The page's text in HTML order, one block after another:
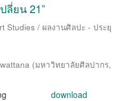
ลี่ยน 21”
Studies / ผลงานศิลปะ - ประยุ
(มหาวิทยาลัยศิลปากร,
download